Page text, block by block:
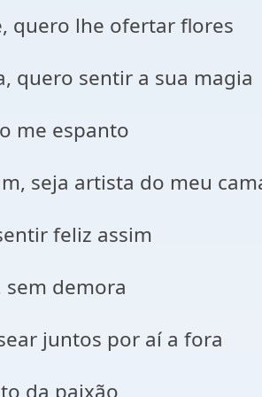
quero lhe ofertar flores
quero sentir a sua magia
me espanto
seja artista do meu
feliz assim
sem demora
juntos por aí a fora
da paixão